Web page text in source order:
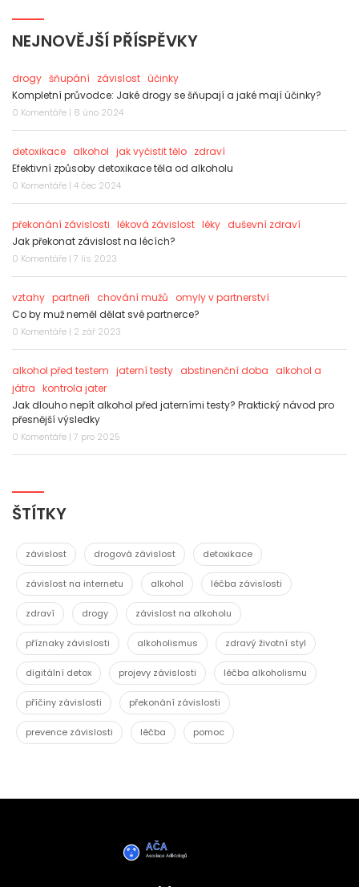
NEJNOVĚJŠÍ PŘÍSPĚVKY
drogy šňupání závislost účinky
Kompletní průvodce: Jaké drogy se šňupají a jaké mají účinky?
0 Komentáře | 8 úno 2024
detoxikace alkohol jak vyčistit tělo zdraví
Efektivní způsoby detoxikace těla od alkoholu
0 Komentáře | 4 čec 2024
překonání závislosti léková závislost léky duševní zdraví
Jak překonat závislost na lécích?
0 Komentáře | 7 lis 2023
vztahy partneři chování mužů
omyly v partnerství
Co by muž neměl dělat své partnerce?
0 Komentáře | 2 zář 2023
alkohol před testem jaterní testy abstinenční doba
alkohol a
játra kontrola jater
Jak dlouho nepít alkohol před jaterními testy? Praktický návod pro
přesnější výsledky
0 Komentáře | 7 pro 2025
ŠTÍTKY
závislost drogová závislost detoxikace
závislost na internetu alkohol léčba závislosti
zdraví drogy závislost na alkoholu
příznaky závislosti alkoholismus zdravý životní styl
digitální detox projevy závislosti léčba alkoholismu
příčiny závislosti překonání závislosti
prevence závislosti léčba pomoc